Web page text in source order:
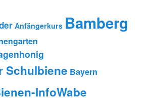
Anfängerkurs Bamberg
Schulbiene Bayern
InfoWabe